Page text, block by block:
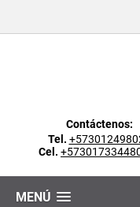
Contáctenos:
Tel.
Cel.
MENÚ